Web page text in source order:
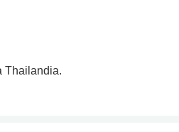
Thailandia.